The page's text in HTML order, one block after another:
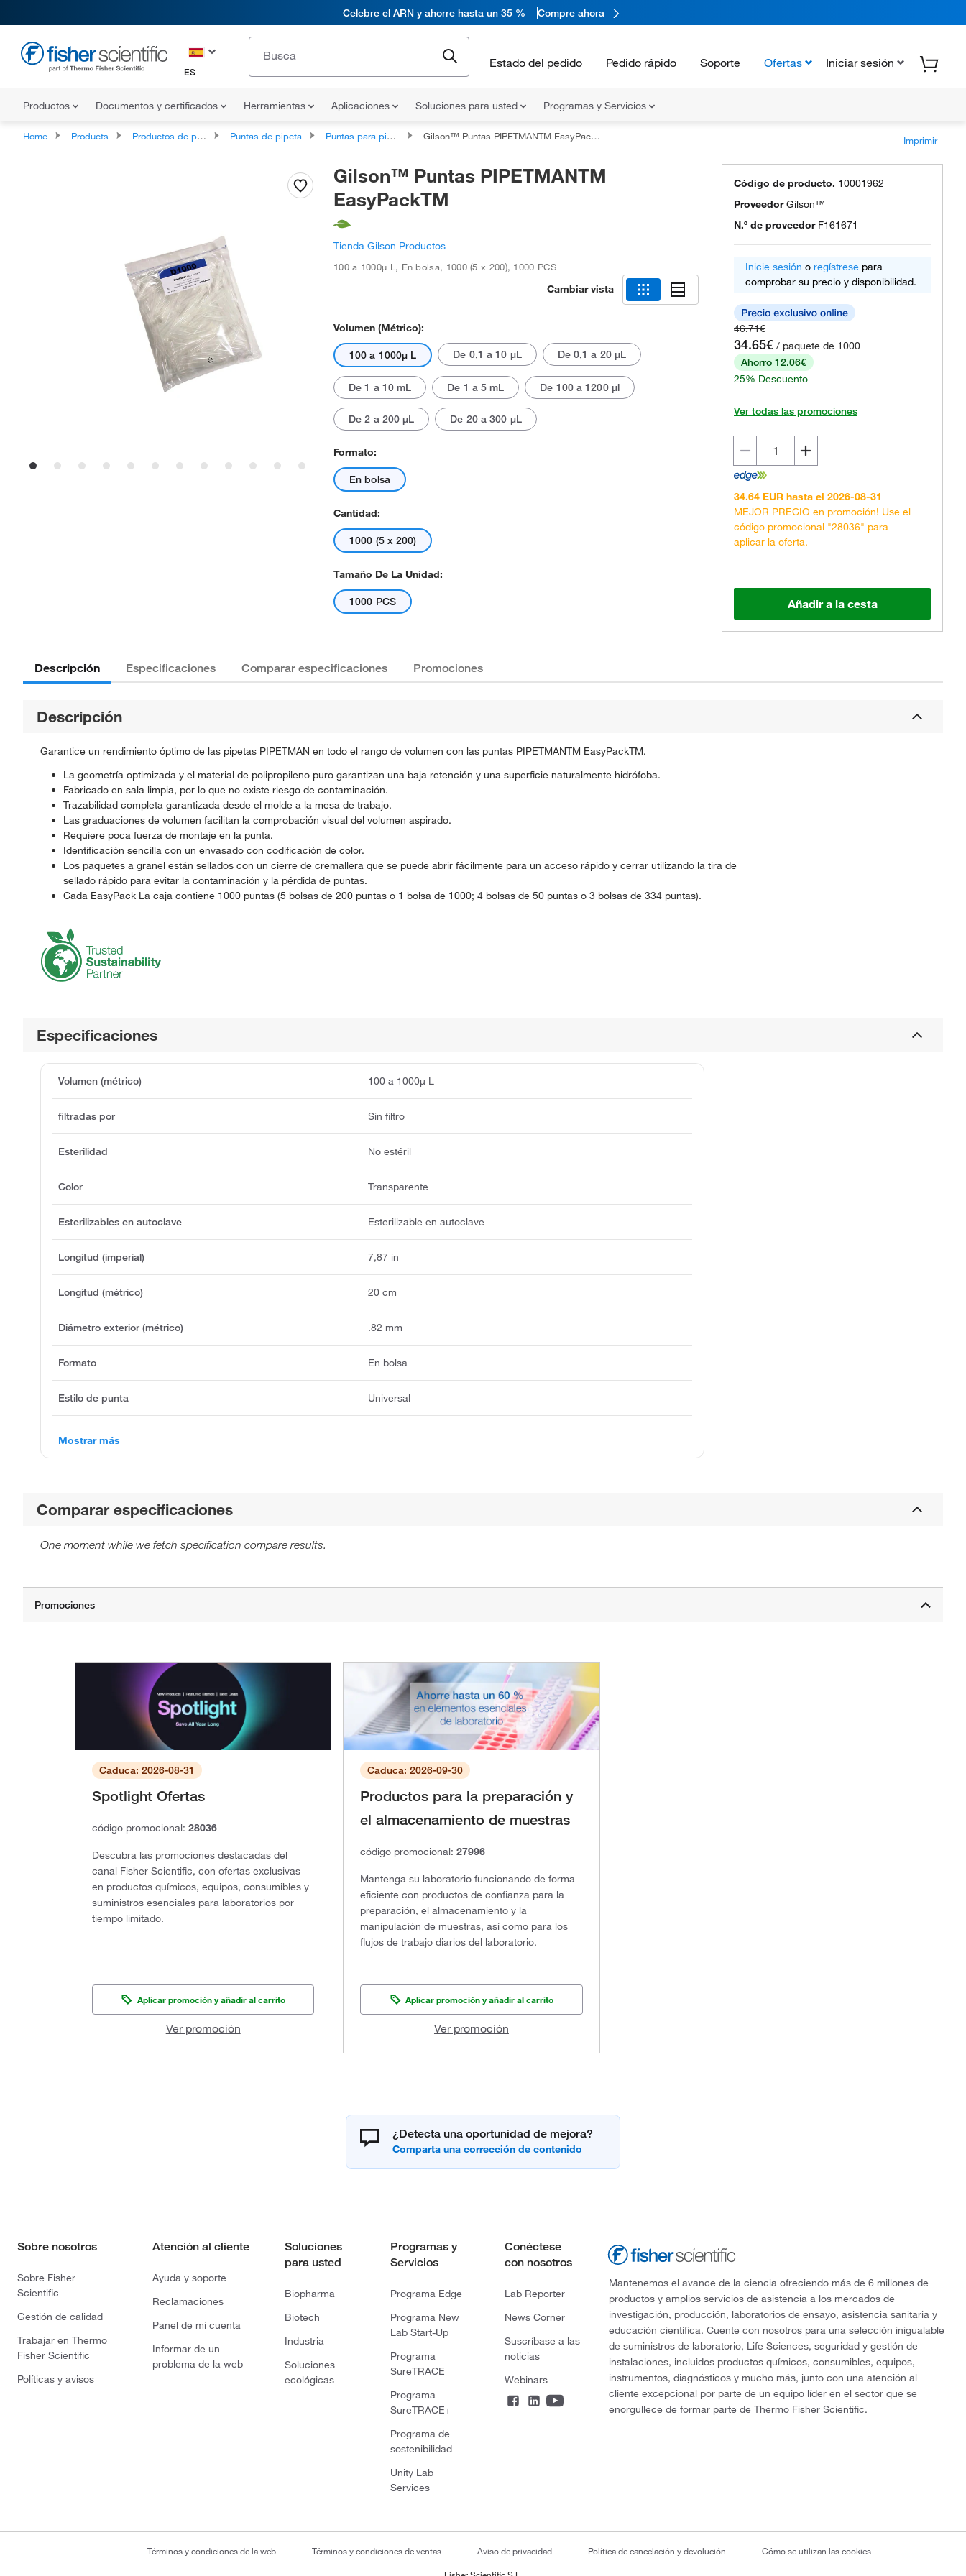
Celebre el ARN y ahorre hasta un 35 % Compre ahora
ES
Estado del pedido Pedido rápido Soporte Ofertas Iniciar sesión
Productos Documentos y certificados Herramientas Aplicaciones Soluciones para usted Programas y Servicios
Home Products Productos de pipeta Puntas de pipeta Puntas para pipetas específicas Gilson™ Puntas PIPETMANTM EasyPackTM Imprimir
El producto real puede variar.
Gilson™ Puntas PIPETMANTM
EasyPackTM
Tienda Gilson Productos
100 a 1000μ L , En bolsa, 1000 (5 x 200), 1000 PCS
Cambiar vista
Volumen (métrico):
100 a 1000μ L De 0,1 a 10 μL De 0,1 a 20 μL
De 1 a 10 mL De 1 a 5 mL De 100 a 1200 μl
De 2 a 200 μL De 20 a 300 μL
Formato:
En bolsa
Cantidad:
1000 (5 x 200)
Tamaño De La Unidad:
1000 PCS
Código de producto. 10001962
ProveedorGilson™
N.º de proveedor F161671
Inicie sesión o regístrese para
comprobar su precio y disponibilidad.
46.71€
34.65€ / paquete de 1000
Ahorro 12.06€
25% Descuento
Ver todas las promociones
34.64 EUR hasta el 2026-08-31
MEJOR PRECIO en promoción! Use el
código promocional "28036" para
aplicar la oferta.
Añadir a la cesta
Descripción Especificaciones Comparar especificaciones Promociones
Descripción
Garantice un rendimiento óptimo de las pipetas PIPETMAN en todo el rango de volumen con las puntas PIPETMANTM EasyPackTM.
La geometría optimizada y el material de polipropileno puro garantizan una baja retención y una superficie naturalmente hidrófoba.
Fabricado en sala limpia, por lo que no existe riesgo de contaminación.
Trazabilidad completa garantizada desde el molde a la mesa de trabajo.
Las graduaciones de volumen facilitan la comprobación visual del volumen aspirado.
Requiere poca fuerza de montaje en la punta.
Identificación sencilla con un envasado con codificación de color.
Los paquetes a granel están sellados con un cierre de cremallera que se puede abrir fácilmente para un acceso rápido y cerrar utilizando la tira de
sellado rápido para evitar la contaminación y la pérdida de puntas.
Cada EasyPack La caja contiene 1000 puntas (5 bolsas de 200 puntas o 1 bolsa de 1000; 4 bolsas de 50 puntas o 3 bolsas de 334 puntas).
Especificaciones
Volumen (métrico) 100 a 1000μ L
filtradas por Sin filtro
Esterilidad No estéril
Color Transparente
Esterilizables en autoclave Esterilizable en autoclave
Longitud (imperial) 7,87 in
Longitud (métrico) 20 cm
Diámetro exterior (métrico) .82 mm
Formato En bolsa
Estilo de punta Universal
Mostrar más
Comparar especificaciones
One moment while we fetch specification compare results.
Caduca: 2026-08-31
Spotlight Ofertas
código promocional: 28036
Descubra las promociones destacadas del
canal Fisher Scientific, con ofertas exclusivas
en productos químicos, equipos, consumibles y
suministros esenciales para laboratorios por
tiempo limitado.
Aplicar promoción y añadir al carrito
Ver promoción
Caduca: 2026-09-30
Productos para la preparación y
el almacenamiento de muestras
código promocional:27996
Mantenga su laboratorio funcionando de forma
eficiente con productos de confianza para la
preparación, el almacenamiento y la
manipulación de muestras, así como para los
flujos de trabajo diarios del laboratorio.
Aplicar promoción y añadir al carrito
Ver promoción
¿Detecta una oportunidad de mejora?
Sobre nosotros
Sobre Fisher
Scientific
Gestión de calidad
Trabajar en Thermo
Fisher Scientific
Políticas y avisos
Atención al cliente
Ayuda y soporte
Reclamaciones
Panel de mi cuenta
Informar de un
problema de la web
Soluciones
para usted
Biopharma
Biotech
Industria
Soluciones
ecológicas
Programas y
Servicios
Programa Edge
Programa New
Lab Start-Up
Programa
SureTRACE
Programa
SureTRACE+
Programa de
sostenibilidad
Unity Lab
Services
Conéctese
con nosotros
Lab Reporter
News Corner
Suscríbase a las
noticias
Webinars
Mantenemos el avance de la ciencia ofreciendo más de 6 millones de
productos y amplios servicios de asistencia a los mercados de
investigación, producción, laboratorios de ensayo, asistencia sanitaria y
educación científica. Cuente con nosotros para una selección inigualable
de suministros de laboratorio, Life Sciences, seguridad y gestión de
instalaciones, incluidos productos químicos, consumibles, equipos,
instrumentos, diagnósticos y mucho más, junto con una atención al
cliente excepcional por parte de un equipo líder en el sector que se
enorgullece de formar parte de Thermo Fisher Scientific.
Términos y condiciones de la web Términos y condiciones de ventas Aviso de privacidad Política de cancelación y devolución Cómo se utilizan las cookies